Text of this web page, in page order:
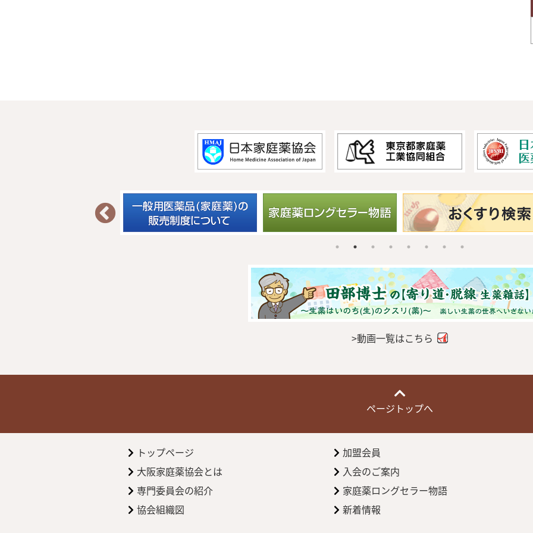
>動画一覧はこちら
ページトップへ
トップページ
大阪家庭薬協会とは
専門委員会の紹介
協会組織図
加盟会員
入会のご案内
家庭薬ロングセラー物語
新着情報